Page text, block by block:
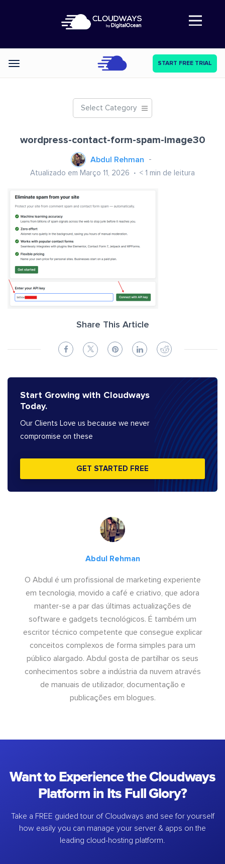
Abre a navegação
Categories START FREE TRIAL
Select Category
wordpress-contact-form-spam-image30
Abdul Rehman
Atualizado em Março 11, 2026 < 1 min de leitura
Share This Article
Start Growing with Cloudways
Today.
Our Clients Love us because we never
compromise on these
GET STARTED FREE
Abdul Rehman
O Abdul é um profissional de marketing experiente
em tecnologia, movido a café e criativo, que adora
manter-se a par das últimas actualizações de
software e gadgets tecnológicos. É também um
escritor técnico competente que consegue explicar
conceitos complexos de forma simples para um
público alargado. Abdul gosta de partilhar os seus
conhecimentos sobre a indústria da nuvem através
de manuais de utilizador, documentação e
publicações em blogues.
Want to Experience the Cloudways
Platform in Its Full Glory?
Take a FREE guided tour of Cloudways and see for yourself
how easily you can manage your server & apps on the
leading cloud-hosting platform.